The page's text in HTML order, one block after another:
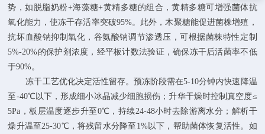
势，如脱脂奶粉+海藻糖+黄精多糖的组合，黄精多糖可增强菌体抗
氧化能力，使冻干存活率突破95%。此外，木聚糖能促进菌株增殖，
抗坏血酸钠抑制氧化，谷氨酸钠调节渗透压，可根据菌株特性定制
5%-20%的保护剂浓度，经平板计数法验证，确保冻干后活菌率不低
于90%。
冻干工艺优化决定活性留存。预冻阶段需在5-10分钟内快速降温
至-40℃以下，形成细小冰晶减少细胞损伤；升华干燥时控制真空度≤
5Pa，板层温度逐步升至0℃，持续24-48小时去除游离水分；解析干
燥升温至25-30℃，将残留水分降至1%以下，帮助菌体恢复活性。如